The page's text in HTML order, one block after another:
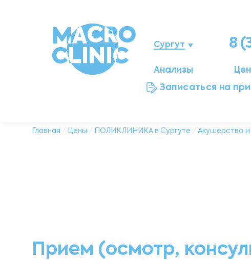
Сургут
Нижневартовск
8
Анализы
Записаться на
Главная / Цены / ПОЛИКЛИНИКА в Сургуте / Акушерство и
Прием (осмотр,